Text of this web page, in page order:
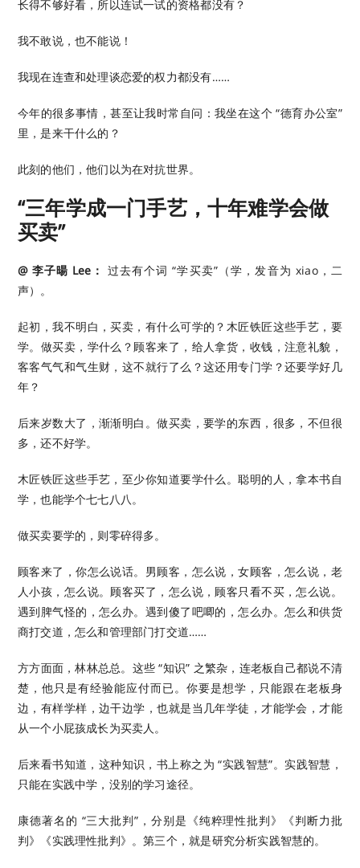
长得不够好看，所以连试一试的资格都没有？
我不敢说，也不能说！
我现在连查和处理谈恋爱的权力都没有……
今年的很多事情，甚至让我时常自问：我坐在这个 “德育办公室”
里，是来干什么的？
此刻的他们，他们以为在对抗世界。
“三年学成一门手艺，十年难学会做
买卖”
@ 李子暘 Lee： 过去有个词 “学买卖”（学，发音为 xiao，二
声）。
起初，我不明白，买卖，有什么可学的？木匠铁匠这些手艺，要
学。做买卖，学什么？顾客来了，给人拿货，收钱，注意礼貌，
客客气气和气生财，这不就行了么？这还用专门学？还要学好几
年？
后来岁数大了，渐渐明白。做买卖，要学的东西，很多，不但很
多，还不好学。
木匠铁匠这些手艺，至少你知道要学什么。聪明的人，拿本书自
学，也能学个七七八八。
做买卖要学的，则零碎得多。
顾客来了，你怎么说话。男顾客，怎么说，女顾客，怎么说，老
人小孩，怎么说。顾客买了，怎么说，顾客只看不买，怎么说。
遇到脾气怪的，怎么办。遇到傻了吧唧的，怎么办。怎么和供货
商打交道，怎么和管理部门打交道……
方方面面，林林总总。这些 “知识” 之繁杂，连老板自己都说不清
楚，他只是有经验能应付而已。你要是想学，只能跟在老板身
边，有样学样，边干边学，也就是当几年学徒，才能学会，才能
从一个小屁孩成长为买卖人。
后来看书知道，这种知识，书上称之为 “实践智慧”。实践智慧，
只能在实践中学，没别的学习途径。
康德著名的 “三大批判”，分别是《纯粹理性批判》《判断力批
判》《实践理性批判》。第三个，就是研究分析实践智慧的。